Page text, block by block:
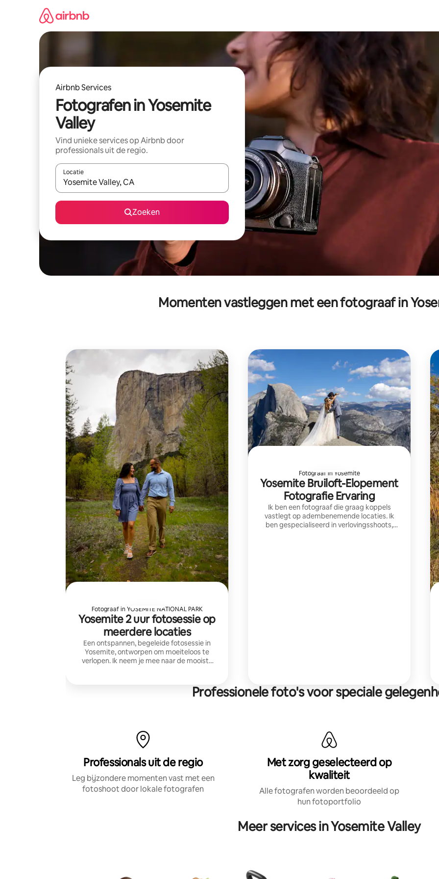
Airbnb Services
Fotografen in Yosemite
Valley
Vind unieke services op Airbnb door
professionals uit de regio.
Locatie
Wanneer er resultaten beschikbaar zijn, maak je een keuze met je de pijltjestoetsen omhoog en omlaag, óf door te
Zoeken
Momenten vastleggen met een fotograaf in
Fotograaf in YOSEMITE NATIONAL PARK
Yosemite 2 uur fotosessie op
meerdere locaties
Een ontspannen, begeleide fotosessie in
Yosemite, ontworpen om moeiteloos te
verlopen. Ik neem je mee naar de mooiste
voelt en die je geweldig zult vinden.
Fotograaf in Yosemite
Yosemite Bruiloft-Elopement
Fotografie Ervaring
Ik ben een fotograaf die graag koppels
vastlegt op adembenemende locaties. Ik
ben gespecialiseerd in verlovingsshoots,
Professionele foto's voor speciale
Professionals uit de regio
Leg bijzondere momenten vast met een
fotoshoot door lokale fotografen
Met zorg geselecteerd op
kwaliteit
Alle fotografen worden beoordeeld op
hun fotoportfolio
Meer services in Yosemite Valley